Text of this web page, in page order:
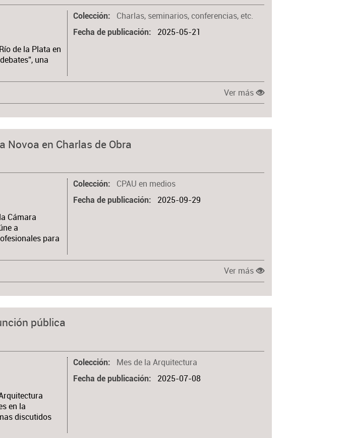
de la Plata en
una
Colección Charlas, seminarios, conferencias, etc.
Fecha de publicación 2025-05-21
Ver más
Novoa en Charlas de Obra
Cámara
a
para
Colección CPAU en medios
Fecha de publicación 2025-09-29
Ver más
pública
en la
discutidos
Colección Mes de la Arquitectura
Fecha de publicación 2025-07-08